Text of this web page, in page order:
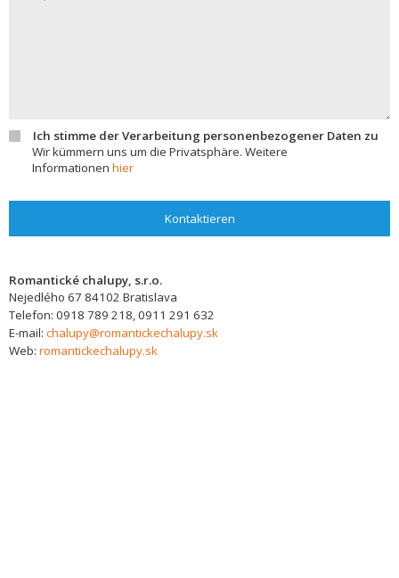
Ich stimme der Verarbeitung personenbezogener Daten zu
Wir kümmern uns um die Privatsphäre. Weitere
Informationen hier
Kontaktieren
Romantické chalupy, s.r.o.
Nejedlého 67 84102 Bratislava
Telefon: 0918 789 218, 0911 291 632
E-mail: chalupy@romantickechalupy.sk
Web: romantickechalupy.sk